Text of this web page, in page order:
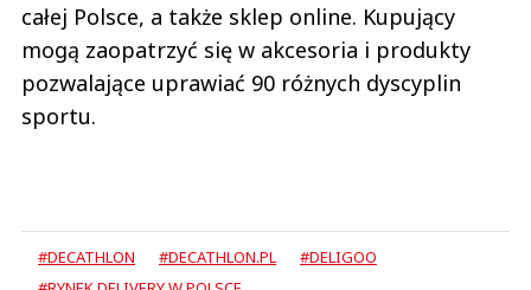
całej Polsce, a także sklep online. Kupujący
mogą zaopatrzyć się w akcesoria i produkty
pozwalające uprawiać 90 różnych dyscyplin
sportu.
#DECATHLON #DECATHLON.PL
#DELIGOO